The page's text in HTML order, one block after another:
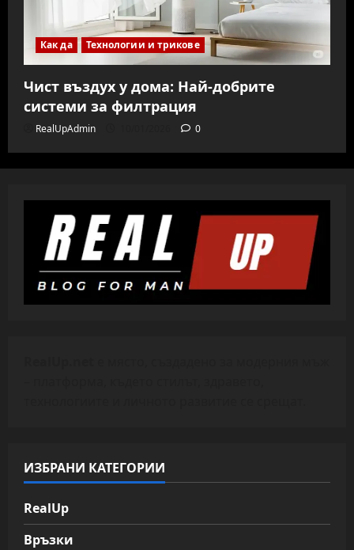
Как да Технологии и трикове
Чист въздух у дома: Най-добрите
системи за филтрация
RealUpAdmin 0
ИЗБРАНИ КАТЕГОРИИ
RealUp
Връзки